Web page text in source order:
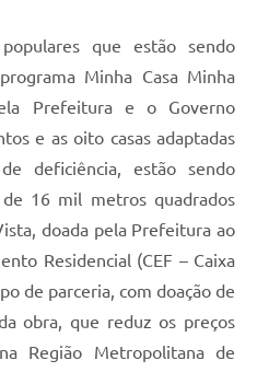
que estão sendo
Minha Casa Minha
Prefeitura e o Governo
e as oito casas adaptadas
deficiência, estão sendo
16 mil metros quadrados
doada pela Prefeitura ao
Residencial (CEF – Caixa
de parceria, com doação de
obra, que reduz os preços
Região Metropolitana de